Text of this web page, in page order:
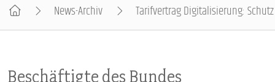
News-Archiv Tarifvertrag Digitalisierung:
Beschäftigte des Bundes